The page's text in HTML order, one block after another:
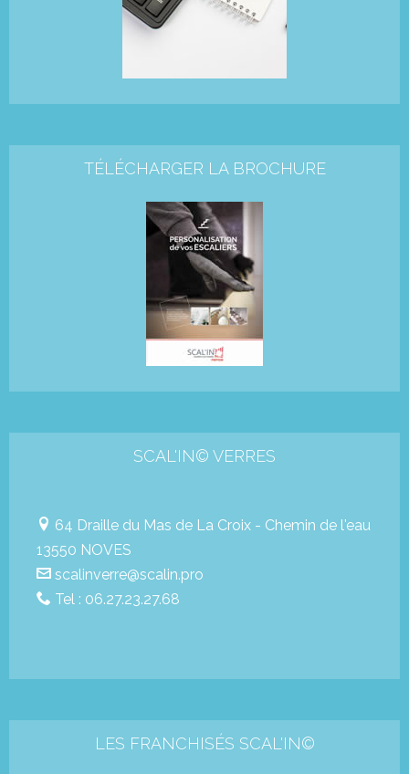
TÉLÉCHARGER LA BROCHURE
SCAL'IN© VERRES
 64 Draille du Mas de La Croix - Chemin de l'eau
13550 NOVES
 scalinverre@scalin.pro
 Tel : 06.27.23.27.68
LES FRANCHISÉS SCAL'IN©